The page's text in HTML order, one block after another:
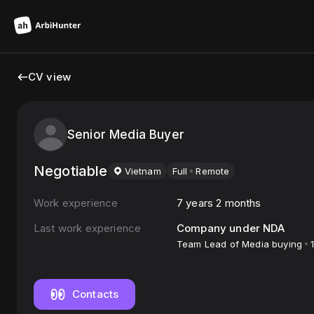
CV view
Senior Media Buyer
Negotiable Vietnam Full Remote
Work experience
7 years 2 months
Last work experience
Company under NDA
Team Lead of Media buying
Contacts